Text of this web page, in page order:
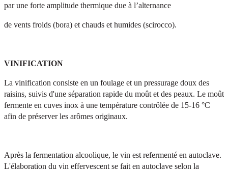
par une forte amplitude thermique due à l’alternance
de vents froids (bora) et chauds et humides (scirocco).
VINIFICATION
La vinification consiste en un foulage et un pressurage doux des
raisins, suivis d'une séparation rapide du moût et des peaux. Le moût
fermente en cuves inox à une température contrôlée de 15-16 °C
afin de préserver les arômes originaux.
Après la fermentation alcoolique, le vin est refermenté en autoclave.
L'élaboration du vin effervescent se fait en autoclave selon la